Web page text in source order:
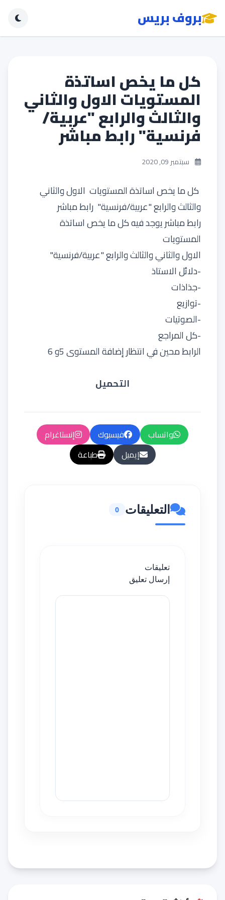
بروف بريس
كل ما يخص اساتذة
المستويات الاول والثاني
والثالث والرابع "عربية/
فرنسية" رابط مباشر
سبتمبر 09, 2020
كل ما يخص اساتذة المستويات الاول والثاني
والثالث والرابع "عربية/فرنسية" رابط مباشر
رابط مباشر يوجد فيه كل ما يخص اساتذة
المستويات
الاول والثاني والثالث والرابع "عربية/فرنسية"
-دلائل الاستاذ
-جذاذات
-توازيع
-الصوتيات
-كل المراجع
الرابط محين في انتظار إضافة المستوى 5و 6
التحميل
واتساب فيسبوك
إنستاغرام
إيميل
طباعة
التعليقات 0
تعليقات
إرسال تعليق